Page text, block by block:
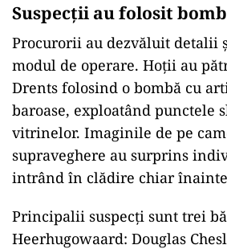
Suspecții au folosit
Procurorii au dezvăluit detalii
modul de operare. Hoții au
Drents folosind o bombă cu
baroase, exploatând punctele
vitrinelor. Imaginile de pe
supraveghere au surprins
intrând în clădire chiar
Principalii suspecți sunt trei
Heerhugowaard: Douglas